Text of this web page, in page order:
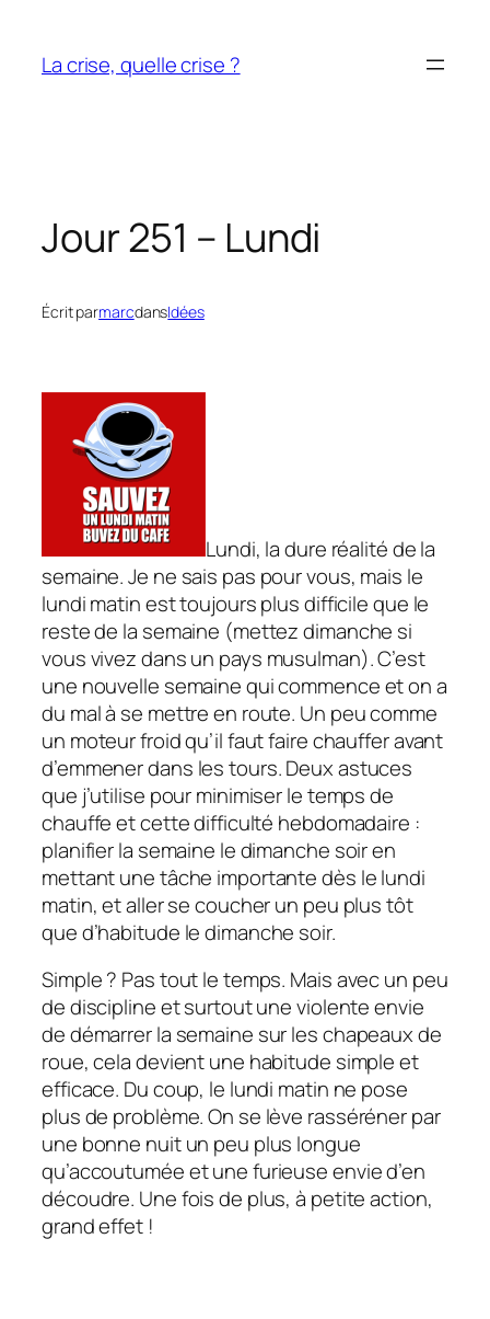
contenu
La crise, quelle crise ?
Jour 251 – Lundi
Écrit parmarcdansIdées
Lundi, la dure réalité de la
semaine. Je ne sais pas pour vous, mais le
lundi matin est toujours plus difficile que le
reste de la semaine (mettez dimanche si
vous vivez dans un pays musulman). C’est
une nouvelle semaine qui commence et on a
du mal à se mettre en route. Un peu comme
un moteur froid qu’il faut faire chauffer avant
d’emmener dans les tours. Deux astuces
que j’utilise pour minimiser le temps de
chauffe et cette difficulté hebdomadaire :
planifier la semaine le dimanche soir en
mettant une tâche importante dès le lundi
matin, et aller se coucher un peu plus tôt
que d’habitude le dimanche soir.
Simple ? Pas tout le temps. Mais avec un peu
de discipline et surtout une violente envie
de démarrer la semaine sur les chapeaux de
roue, cela devient une habitude simple et
efficace. Du coup, le lundi matin ne pose
plus de problème. On se lève rasséréner par
une bonne nuit un peu plus longue
qu’accoutumée et une furieuse envie d’en
découdre. Une fois de plus, à petite action,
grand effet !